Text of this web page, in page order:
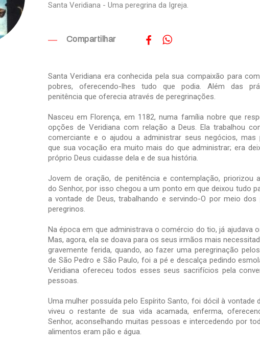
Santa Veridiana - Uma peregrina da Igreja.
Compartilhar
Santa Veridiana era conhecida pela sua compaixão para
pobres, oferecendo-lhes tudo que podia. Além das
penitência que oferecia através de peregrinações.
Nasceu em Florença, em 1182, numa família nobre que
opções de Veridiana com relação a Deus. Ela trabalhou
comerciante e o ajudou a administrar seus negócios, mas
que sua vocação era muito mais do que administrar; era
próprio Deus cuidasse dela e de sua história.
Jovem de oração, de penitência e contemplação, priorizou
do Senhor, por isso chegou a um ponto em que deixou tudo
a vontade de Deus, trabalhando e servindo-O por meio dos
peregrinos.
Na época em que administrava o comércio do tio, já ajudava
Mas, agora, ela se doava para os seus irmãos mais
gravemente ferida, quando, ao fazer uma peregrinação
de São Pedro e São Paulo, foi a pé e descalça pedindo
Veridiana ofereceu todos esses seus sacrifícios pela
pessoas.
Uma mulher possuída pelo Espírito Santo, foi dócil à vontade
viveu o restante de sua vida acamada, enferma,
Senhor, aconselhando muitas pessoas e intercedendo por
alimentos eram pão e água.